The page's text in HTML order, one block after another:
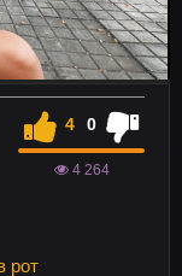
4 0
4 264
рот